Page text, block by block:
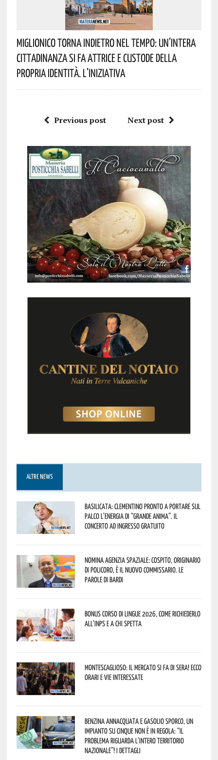
Miglionico Torna Indietro Nel Tempo: Un’intera
Cittadinanza Si Fa Attrice E Custode Della
Propria Identità. L’iniziativa
Previous post Next post
ALTRE NEWS
Basilicata: Clementino pronto a portare sul
palco l’energia di “Grande Anima”. Il
concerto ad ingresso gratuito
Nomina Agenzia Spaziale: Cospito, originario
di Policoro, è il nuovo commissario. Le
parole di Bardi
Bonus corso di lingue 2026, come richiederlo
all’INPS e a chi spetta
Montescaglioso: il mercato si fa di sera! Ecco
orari e vie interessate
Benzina annacquata e gasolio sporco, un
impianto su cinque non è in regola: “il
problema riguarda l’intero territorio
Nazionale”! I dettagli